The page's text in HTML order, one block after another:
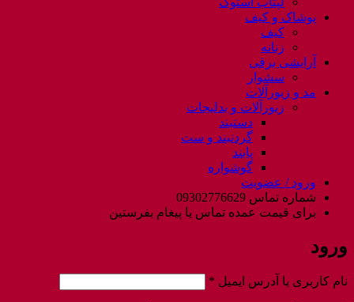
پوشاک و کیف
کیف
زنانه
آرایشی برقی
سشوار
مد و زیورآلات
زیورآلات و بدلیجات
دستبند
گردنبند و ست
پابند
گوشواره
ورود / عضویت
شماره تماس 09302776629
برای قیمت عمده تماس یا پیغام بفرستین
ورود
نام کاربری یا آدرس ایمیل *